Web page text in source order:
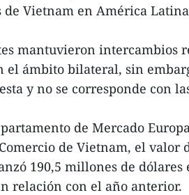
de Vietnam en América
mantuvieron intercambios
el ámbito bilateral, sin
y no se corresponde con
de Mercado
de Vietnam, el valor
190,5 millones de dólares
relación con el año anterior.